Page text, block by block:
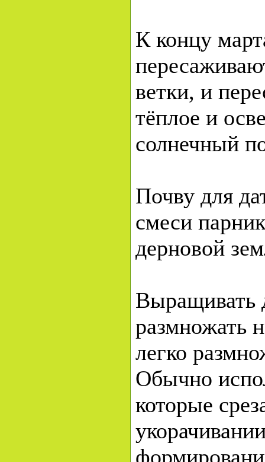
К концу
ветки, и
тёплое и
солнечный
Почву для
смеси
дерновой
Выращивать
размножать
легко
Обычно
которые